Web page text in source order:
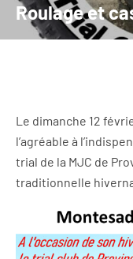
Roulage et
Le dimanche 12
l’agréable à
trial de la MJC de
traditionnelle